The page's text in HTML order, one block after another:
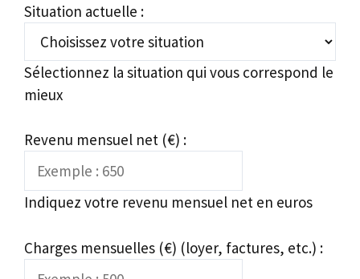
Situation actuelle :
Sélectionnez la situation qui vous correspond le
mieux
Revenu mensuel net (€) :
Indiquez votre revenu mensuel net en euros
Charges mensuelles (€) (loyer, factures, etc.) :